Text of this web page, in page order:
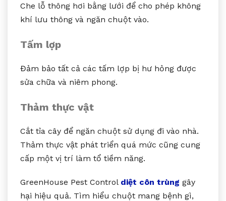
Che lỗ thông hơi bằng lưới để cho phép không
khí lưu thông và ngăn chuột vào.
Tấm lợp
Đảm bảo tất cả các tấm lợp bị hư hỏng được
sửa chữa và niêm phong.
Thảm thực vật
Cắt tỉa cây để ngăn chuột sử dụng đi vào nhà.
Thảm thực vật phát triển quá mức cũng cung
cấp một vị trí làm tổ tiềm năng.
GreenHouse Pest Control diệt côn trùng gây
hại hiệu quả. Tìm hiểu chuột mang bệnh gì,